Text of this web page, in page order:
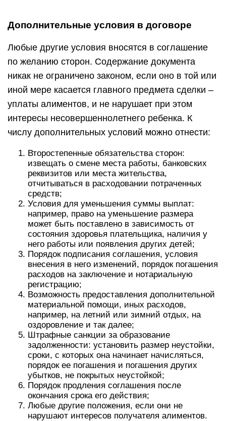
Дополнительные условия в договоре
Любые другие условия вносятся в соглашение
по желанию сторон. Содержание документа
никак не ограничено законом, если оно в той или
иной мере касается главного предмета сделки –
уплаты алиментов, и не нарушает при этом
интересы несовершеннолетнего ребенка. К
числу дополнительных условий можно отнести:
Второстепенные обязательства сторон:
извещать о смене места работы, банковских
реквизитов или места жительства,
отчитываться в расходовании потраченных
средств;
Условия для уменьшения суммы выплат:
например, право на уменьшение размера
может быть поставлено в зависимость от
состояния здоровья плательщика, наличия у
него работы или появления других детей;
Порядок подписания соглашения, условия
внесения в него изменений, порядок погашения
расходов на заключение и нотариальную
регистрацию;
Возможность предоставления дополнительной
материальной помощи, иных расходов,
например, на летний или зимний отдых, на
оздоровление и так далее;
Штрафные санкции за образование
задолженности: установить размер неустойки,
сроки, с которых она начинает начисляться,
порядок ее погашения и погашения других
убытков, не покрытых неустойкой;
Порядок продления соглашения после
окончания срока его действия;
Любые другие положения, если они не
нарушают интересов получателя алиментов.